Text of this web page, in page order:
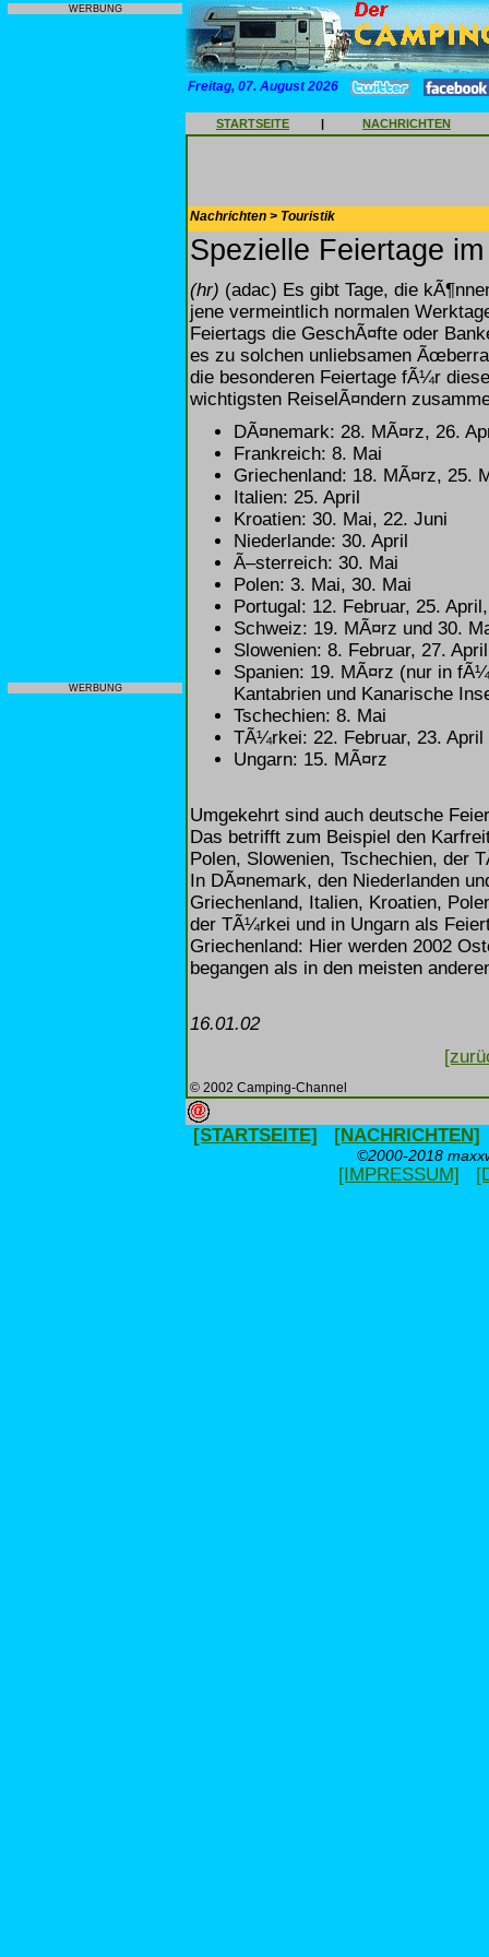
WERBUNG
WERBUNG
Freitag, 07. August 2026
STARTSEITE | NACHRICHTEN
Nachrichten > Touristik
Spezielle Feiertage
(hr) (adac) Es gibt Tage, die
jene vermeintlich normalen
Feiertags die GeschÃ¤fte oder
es zu solchen unliebsamen
die besonderen Feiertage fÃ¼r
wichtigsten ReiselÃ¤ndern
DÃ¤nemark: 28. MÃ¤rz, 26.
Frankreich: 8. Mai
Griechenland: 18. MÃ¤rz, 25.
Italien: 25. April
Kroatien: 30. Mai, 22. Juni
Niederlande: 30. April
Ã–sterreich: 30. Mai
Polen: 3. Mai, 30. Mai
Portugal: 12. Februar, 25.
Schweiz: 19. MÃ¤rz und 30.
Slowenien: 8. Februar, 27.
Spanien: 19. MÃ¤rz (nur in
Kantabrien und Kanarische
Tschechien: 8. Mai
TÃ¼rkei: 22. Februar, 23. April
Ungarn: 15. MÃ¤rz
Umgekehrt sind auch deutsche
Das betrifft zum Beispiel den
Polen, Slowenien, Tschechien, der
In DÃ¤nemark, den Niederlanden
Griechenland, Italien, Kroatien,
der TÃ¼rkei und in Ungarn als
Griechenland: Hier werden 2002
begangen als in den meisten
16.01.02
© 2002 Camping-Channel
[STARTSEITE] [NACHRICHTEN]
©2000-2018
[IMPRESSUM]